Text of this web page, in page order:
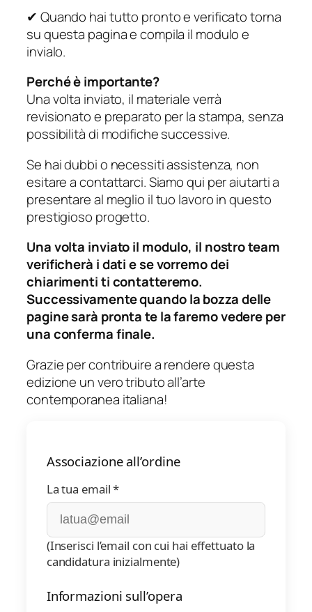
✔ Quando hai tutto pronto e verificato torna
su questa pagina e compila il modulo e
invialo.
Perché è importante?
Una volta inviato, il materiale verrà
revisionato e preparato per la stampa, senza
possibilità di modifiche successive.
Se hai dubbi o necessiti assistenza, non
esitare a contattarci. Siamo qui per aiutarti a
presentare al meglio il tuo lavoro in questo
prestigioso progetto.
Una volta inviato il modulo, il nostro team
verificherà i dati e se vorremo dei
chiarimenti ti contatteremo.
Successivamente quando la bozza delle
pagine sarà pronta te la faremo vedere per
una conferma finale.
Grazie per contribuire a rendere questa
edizione un vero tributo all’arte
contemporanea italiana!
Associazione all’ordine
La tua email *
(Inserisci l’email con cui hai effettuato la
candidatura inizialmente)
Informazioni sull’opera